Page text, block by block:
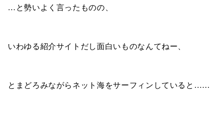
…と勢いよく言ったものの、
いわゆる紹介サイトだし面白いものなんてねー、
とまどろみながらネット海をサーフィンしていると……